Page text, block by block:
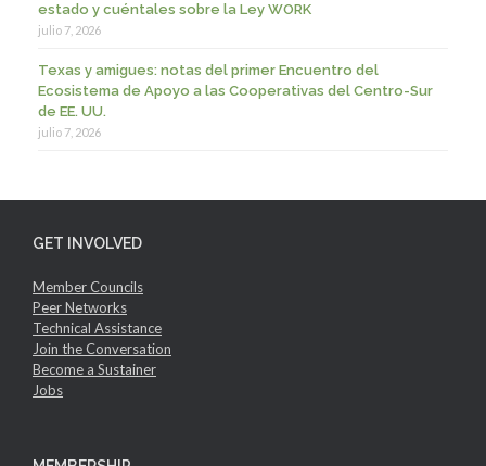
estado y cuéntales sobre la Ley WORK
julio 7, 2026
Texas y amigues: notas del primer Encuentro del
Ecosistema de Apoyo a las Cooperativas del Centro-Sur
de EE. UU.
julio 7, 2026
GET INVOLVED
Member Councils
Peer Networks
Technical Assistance
Join the Conversation
Become a Sustainer
Jobs